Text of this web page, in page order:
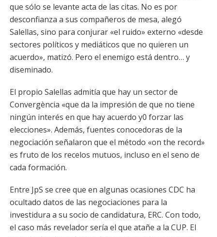
que sólo se levante acta de las citas. No es por
desconfianza a sus compañeros de mesa, alegó
Salellas, sino para conjurar «el ruido» externo «desde
sectores políticos y mediáticos que no quieren un
acuerdo», matizó. Pero el enemigo está dentro… y
diseminado.
El propio Salellas admitía que hay un sector de
Convergència «que da la impresión de que no tiene
ningún interés en que hay acuerdo y0 forzar las
elecciones». Además, fuentes conocedoras de la
negociación señalaron que el método «on the record»
es fruto de los recelos mutuos, incluso en el seno de
cada formación.
Entre JpS se cree que en algunas ocasiones CDC ha
ocultado datos de las negociaciones para la
investidura a su socio de candidatura, ERC. Con todo,
el caso más revelador sería el que atañe a la CUP. El